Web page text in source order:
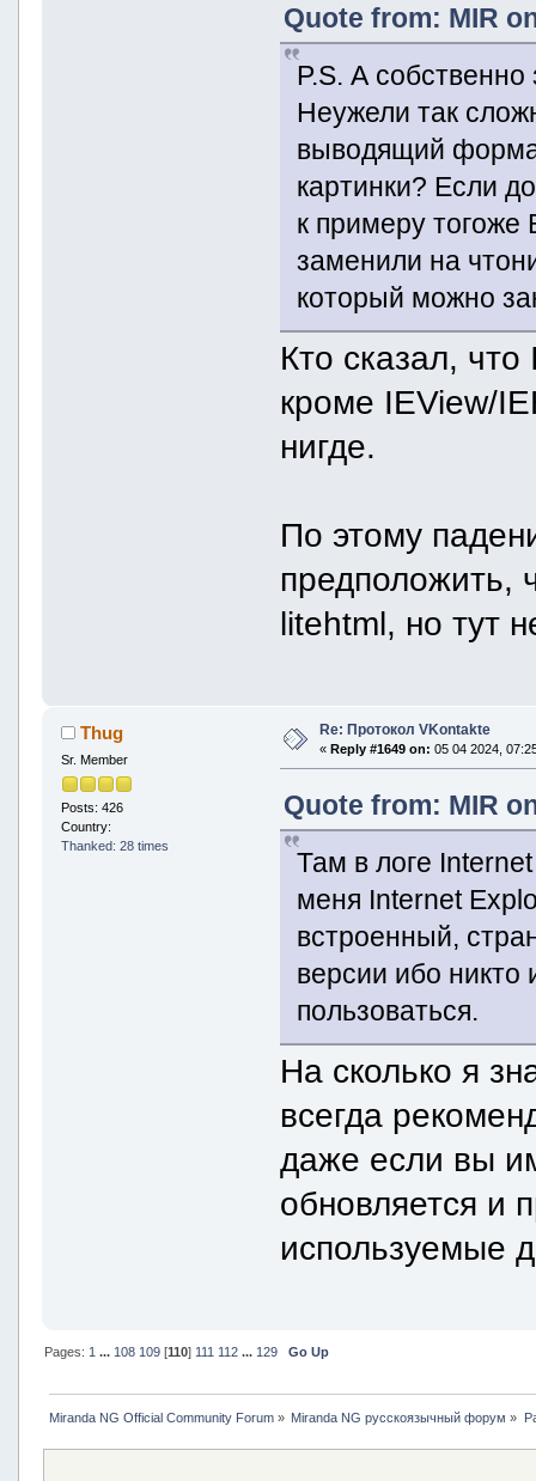
Quote from: MIR
P.S. А
Неужели так
выводящий
картинки? Если
к примеру тогоже
заменили на
который можно
Кто сказал,
кроме IEView/
нигде.
По этому
предположить,
litehtml, но тут
Thug
Sr. Member
Posts: 426
Country:
Thanked: 28 times
Re: Протокол VKontakte
« Reply #1649 on: 05 04 2024,
Quote from: MIR
Там в логе
меня Internet
встроенный,
версии ибо никто
пользоваться.
На сколько я
всегда
даже если вы
обновляется и
используемые
Pages: 1 ... 108 109[110] 111 112 ... 129 Go Up
Miranda NG Official Community Forum» Miranda NG русскоязычный форум »